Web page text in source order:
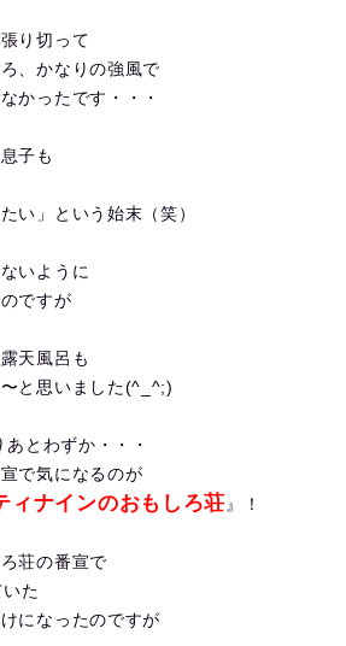
り切って
、かなりの強風で
かったです・・・
子も
い」という始末（笑）
いように
ですが
天風呂も
と思いました(^_^;)
とわずか・・・
で気になるのが
ィナインのおもしろ荘』！
荘の番宣で
いた
になったのですが